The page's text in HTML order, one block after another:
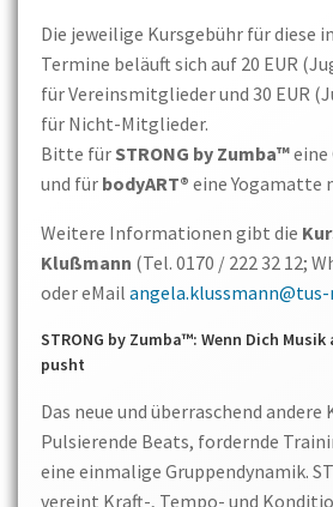
Die jeweilige Kursgebühr für diese
Termine beläuft sich auf 20 EUR
für Vereinsmitglieder und 30 EUR
für Nicht-Mitglieder.
Bitte für STRONG by Zumba™
und für bodyART® eine Yogamatte
Weitere Informationen gibt die
Klußmann (Tel. 0170 / 222 32 12;
oder eMail
STRONG by Zumba™: Wenn Dich Musik
pusht
Das neue und überraschend
Pulsierende Beats, fordernde
eine einmalige Gruppendynamik.
vereint Kraft-, Tempo- und